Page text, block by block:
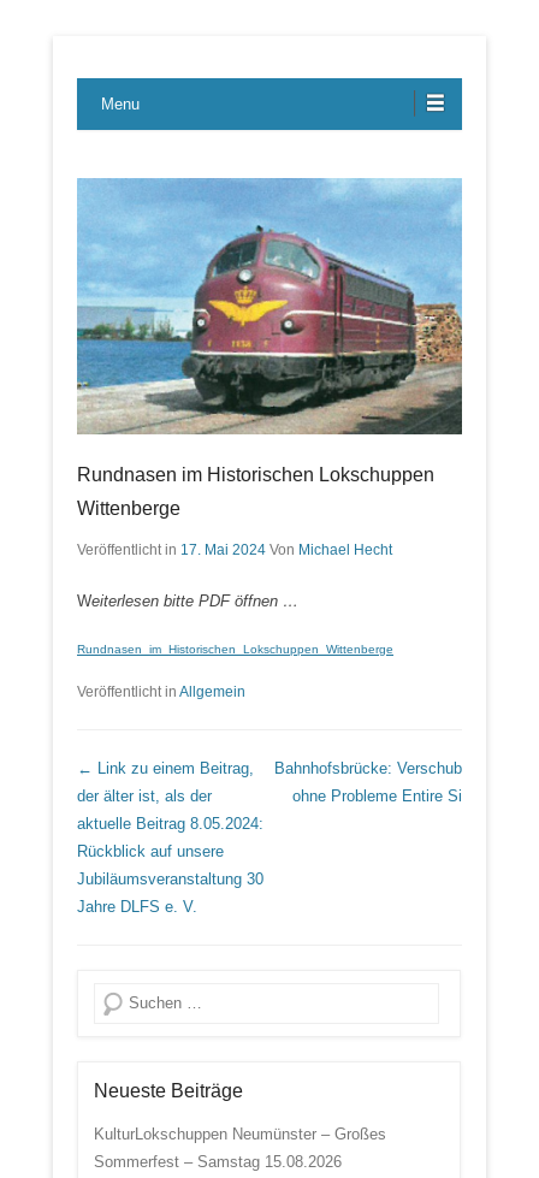
LBE-Express
Menu
Rundnasen im Historischen Lokschuppen
Wittenberge
Veröffentlicht in 17. Mai 2024 Von Michael Hecht
Weiterlesen bitte PDF öffnen …
Rundnasen_im_Historischen_Lokschuppen_Wittenberge
Veröffentlicht in Allgemein
Beitrags Übersicht
← Link zu einem Beitrag,
der älter ist, als der
aktuelle Beitrag 8.05.2024:
Rückblick auf unsere
Jubiläumsveranstaltung 30
Jahre DLFS e. V.
Bahnhofsbrücke: Verschub
ohne Probleme Entire Si
Suche
Neueste Beiträge
KulturLokschuppen Neumünster – Großes
Sommerfest – Samstag 15.08.2026